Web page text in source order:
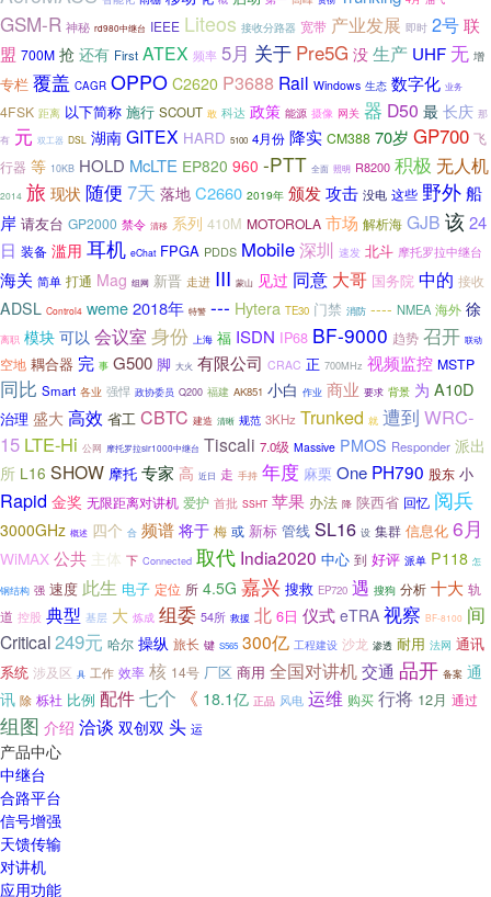
GSM-R 神秘 rd980中继台 IEEE Liteos 接收分路器 宽带 产业发展 即时 2号联
盟 700M 抢 还有 First ATEX 频率 5月 关于 Pre5G 没 生产 UHF无 增
专栏 覆盖 CAGR OPPO C2620 P3688 Rail Windows 生态 数字化 业务
4FSK 距离 以下简称 施行 SCOUT 敢 科达 政策 能源 摄像 网关 器 D50 最 长庆 那
有 元 双工器 DSL 湖南 GITEX HARD 5100 4月份 降实 CM388 70岁 GP700 飞
行器 等 10KB HOLD McLTE EP820 960 -PTT 全面 照明 R8200 积极 无人机
2014 旅 现状 随便 7天 落地 C2660 2019年 颁发攻击 没电 这些 野外船
岸 请友台 GP2000 禁令 清移 系列 410M MOTOROLA 市场 解析海 GJB 该24
日 装备 滥用 耳机 eChat FPGA PDDS Mobile深圳 速发 北斗 摩托罗拉中继台
海关 简单 打通 Mag 组网 新晋 走进 III 蒙山 见过 同意 大哥 国务院 中的 接收
ADSL Control4 weme2018年 特警 --- Hytera TE30 门禁 消防 ---- NMEA 海外 徐
离职 模块 可以 会议室 身份 上海 福 ISDN IP68 BF-9000 趋势 召开 联动
空地 耦合器 完 事 G500 脚 大火 有限公司 CRAC 正 700MHz 视频监控 MSTP
同比 Smart 各业 强悍 政协委员 Q200 福建 AK851 小白 作业 商业 要求 背景 为 A10D
治理 盛大 高效 省工 CBTC 建造 清晰 规范 3KHz Trunked 就 遭到 WRC-
15 LTE-Hi 公网 摩托罗拉slr1000中继台 Tiscali 7.0级 Massive PMOS Responder 派出
所 L16 SHOW 摩托 专家 高 近日 走 手持 年度 麻栗 One PH790 股东 小
Rapid 金奖 无限距离对讲机 爱护 首批 SSHT 苹果 办法 降 陕西省 回忆 阅兵
3000GHz 概述 四个 合 频谱 将于 梅 或 新标 管线 SL16 设 集群 信息化 6月
WiMAX 公共 主体 下 Connected 取代 India2020 中心 到 好评 派单 P118 怎
钢结构 强 速度 此生 电子 定位 所 4.5G 嘉兴 搜救 EP720 遇 搜狗 分析 十大 轨
道 控股 典型 基层 大 炼成 组委 54所 救援 北 6日 仪式 eTRA 视察 BF-8100 间
Critical249元 哈尔 操纵 旅长 键 S565 300亿 工程建设 沙龙 渗透 耐用 法网 通讯
系统 涉及区 具 工作 效率 核 14号 厂区 商用 全国对讲机交通 品开 备案 通
讯 除 栎社 比例 配件七个 《 18.1亿 正品 风电 运维 购买 行将 12月 通过
组图 介绍 洽谈 双创双 头 运
产品中心
中继台
合路平台
信号增强
天馈传输
对讲机
应用功能